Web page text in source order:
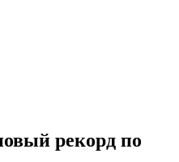
рекорд по